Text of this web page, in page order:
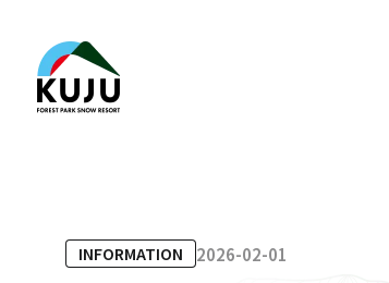
INFORMATION 2026-02-01